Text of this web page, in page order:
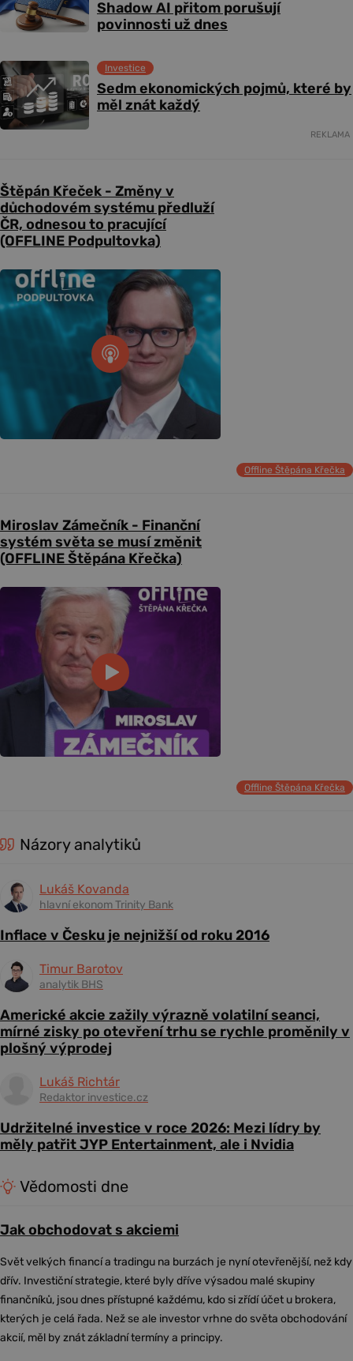
Shadow AI přitom porušují
povinnosti už dnes
Sedm ekonomických pojmů, které by
měl znát každý
Investice
REKLAMA
Štěpán Křeček - Změny v
důchodovém systému předluží
ČR, odnesou to pracující
(OFFLINE Podpultovka)
Offline Štěpána Křečka
Miroslav Zámečník - Finanční
systém světa se musí změnit
(OFFLINE Štěpána Křečka)
Offline Štěpána Křečka
Názory analytiků
Lukáš Kovanda
hlavní ekonom Trinity Bank
Inflace v Česku je nejnižší od roku 2016
Timur Barotov
analytik BHS
Americké akcie zažily výrazně volatilní seanci,
mírné zisky po otevření trhu se rychle proměnily v
plošný výprodej
Lukáš Richtár
Redaktor investice.cz
Udržitelné investice v roce 2026: Mezi lídry by
měly patřit JYP Entertainment, ale i Nvidia
Vědomosti dne
Jak obchodovat s akciemi
Svět velkých financí a tradingu na burzách je nyní otevřenější, než kdy
dřív. Investiční strategie, které byly dříve výsadou malé skupiny
finančníků, jsou dnes přístupné každému, kdo si zřídí účet u brokera,
kterých je celá řada. Než se ale investor vrhne do světa obchodování
akcií, měl by znát základní termíny a principy.